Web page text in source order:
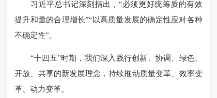
习近平总书记深刻指出，“必须更好统筹质的有效
提升和量的合理增长”“以高质量发展的确定性应对各种
不确定性”。
“十四五”时期，我们深入践行创新、协调、绿色、
开放、共享的新发展理念，持续推动质量变革、效率变
革、动力变革。